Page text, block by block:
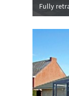
Fully